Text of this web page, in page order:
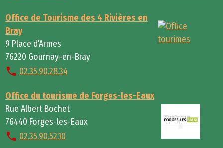
Office de Tourisme des 4 Rivières en
Bray
9 Place d’Armes
76220 Gournay-en-Bray
02.35.90.28.34
Office du tourisme de Forges-les-Eaux
Rue Albert Bochet
76440 Forges-les-Eaux
02.35.90.52.10